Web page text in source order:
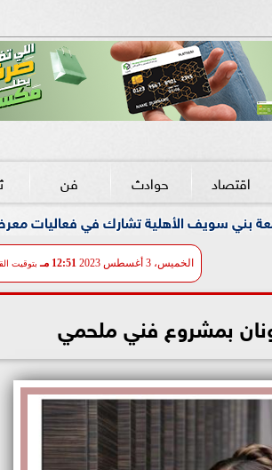
اقتصاد حوادث فن
في فعاليات معرض ”أخبار اليوم للتعليم
الخميس، 3 أغسطس 2023 12:51 مـ بتوقيت
بمشروع فني ملحمي